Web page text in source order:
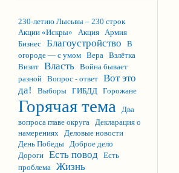
230-летию Лысьвы – 230 строк
Акции «Искры»
Акция Армия
Бизнес Благоустройство
В
огороде — с умом Вера Взлётка
Визит Власть Война бывает
разной Вопрос - ответ Вот это
да!
Выборы ГИБДД Горожане
Горячая тема
Два
вопроса главе округа Декларация о
намерениях Деловые новости
День Победы Доброе дело
Дороги Есть повод Есть
проблема Жизнь